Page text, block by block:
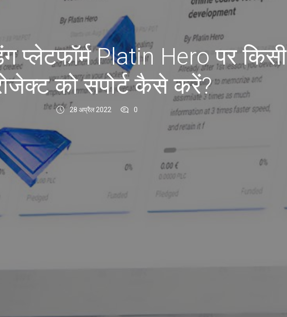
प्लेटफॉर्म Platin Hero पर किसी
को सपोर्ट कैसे करें?
28 अप्रैल 2022 0